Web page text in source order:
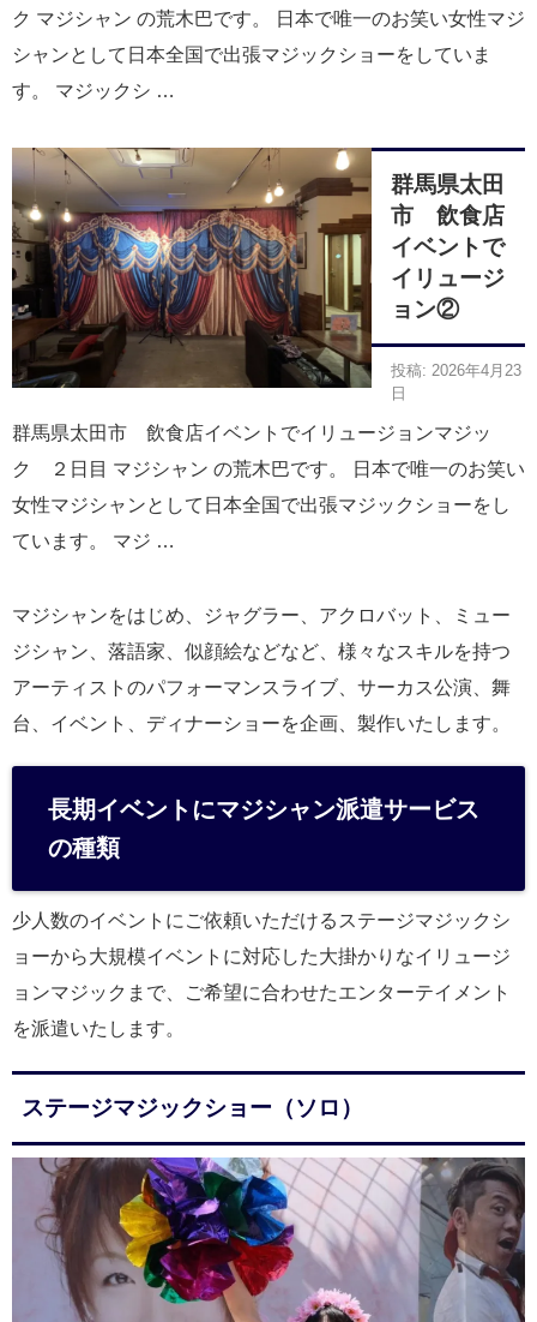
ク マジシャン の荒木巴です。 日本で唯一のお笑い女性マジ
シャンとして日本全国で出張マジックショーをしていま
す。 マジックシ …
群馬県太田
市 飲食店
イベントで
イリュージ
ョン②
投稿: 2026年4月23
日
群馬県太田市 飲食店イベントでイリュージョンマジッ
ク ２日目 マジシャン の荒木巴です。 日本で唯一のお笑い
女性マジシャンとして日本全国で出張マジックショーをし
ています。 マジ …
マジシャンをはじめ、ジャグラー、アクロバット、ミュー
ジシャン、落語家、似顔絵などなど、様々なスキルを持つ
アーティストのパフォーマンスライブ、サーカス公演、舞
台、イベント、ディナーショーを企画、製作いたします。
長期イベントにマジシャン派遣サービス
の種類
少人数のイベントにご依頼いただけるステージマジックシ
ョーから大規模イベントに対応した大掛かりなイリュージ
ョンマジックまで、ご希望に合わせたエンターテイメント
を派遣いたします。
ステージマジックショー（ソロ）